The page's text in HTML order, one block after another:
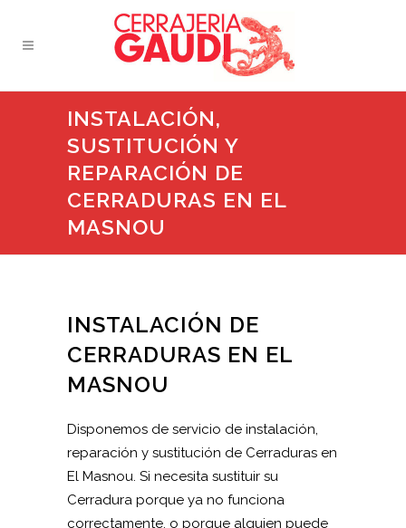
INSTALACIÓN,
SUSTITUCIÓN Y
REPARACIÓN DE
CERRADURAS EN EL
MASNOU
INSTALACIÓN DE
CERRADURAS EN EL
MASNOU
Disponemos de servicio de instalación,
reparación y sustitución de Cerraduras en
El Masnou. Si necesita sustituir su
Cerradura porque ya no funciona
correctamente, o porque alguien puede